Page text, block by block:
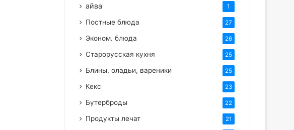
айва 1
Постные блюда 27
Эконом. блюда 26
Старорусская кухня 25
Блины, оладьи, вареники 25
Кекс 23
Бутерброды 22
Продукты лечат 21